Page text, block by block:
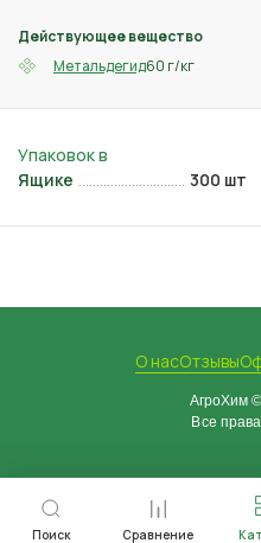
Поиск Сравнение
Действующее вещество
Метальдегид60 г/кг
Ящике 300 шт
О насОтзывы
АгроХим
Все